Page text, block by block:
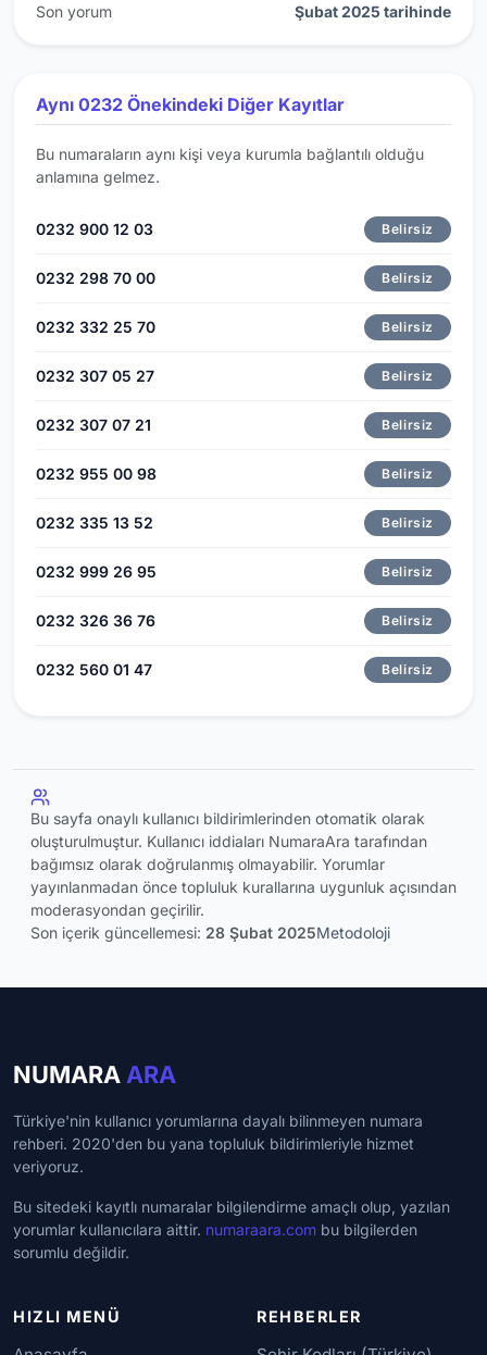
Son yorum
Şubat 2025 tarihinde
Aynı 0232 Önekindeki Diğer Kayıtlar
Bu numaraların aynı kişi veya kurumla bağlantılı olduğu
anlamına gelmez.
0232 900 12 03 Belirsiz
0232 298 70 00 Belirsiz
0232 332 25 70 Belirsiz
0232 307 05 27 Belirsiz
0232 307 07 21 Belirsiz
0232 955 00 98 Belirsiz
0232 335 13 52 Belirsiz
0232 999 26 95 Belirsiz
0232 326 36 76 Belirsiz
0232 560 01 47 Belirsiz
Bu sayfa onaylı kullanıcı bildirimlerinden otomatik olarak
oluşturulmuştur. Kullanıcı iddiaları NumaraAra tarafından
bağımsız olarak doğrulanmış olmayabilir. Yorumlar
yayınlanmadan önce topluluk kurallarına uygunluk açısından
moderasyondan geçirilir.
Son içerik güncellemesi: 28 Şubat 2025Metodoloji
NUMARA ARA
Türkiye'nin kullanıcı yorumlarına dayalı bilinmeyen numara
rehberi. 2020'den bu yana topluluk bildirimleriyle hizmet
veriyoruz.
Bu sitedeki kayıtlı numaralar bilgilendirme amaçlı olup, yazılan
yorumlar kullanıcılara aittir. numaraara.com bu bilgilerden
sorumlu değildir.
HIZLI MENÜ REHBERLER